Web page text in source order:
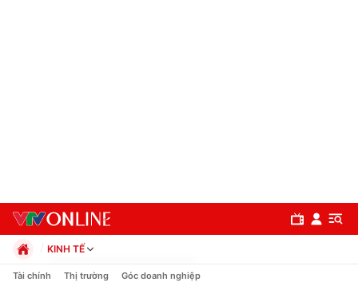
KINH TẾ
Chính trị
Tài chính Thị trường Góc doanh nghiệp